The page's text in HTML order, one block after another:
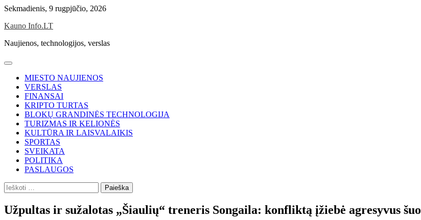
Skip
content
Sekmadienis, 9 rugpjūčio, 2026
Kauno Info.LT
Naujienos, technologijos, verslas
MIESTO NAUJIENOS
VERSLAS
FINANSAI
KRIPTO TURTAS
BLOKŲ GRANDINĖS TECHNOLOGIJA
TURIZMAS IR KELIONĖS
KULTŪRA IR LAISVALAIKIS
SPORTAS
SVEIKATA
POLITIKA
PASLAUGOS
Ieškoti:
Užpultas ir sužalotas „Šiaulių“ treneris Songaila: konfliktą įžiebė agresyvus šuo